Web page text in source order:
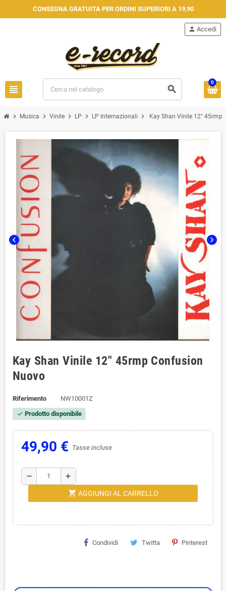
CONSEGNA GRATUITA PER ORDINI SUPERIORI A 19,90
view_headline search
person Accedi
0
chevron_right Musica chevron_right Vinile chevron_right LP chevron_right LP Internazionali chevron_right Kay Shan Vinile 12" 45rmp
chevron_left chevron_right
Kay Shan Vinile 12" 45rmp Confusion
Nuovo
Riferimento NW10001Z
check Prodotto disponibile
49,90 € Tasse incluse
remove add
shopping_cart AGGIUNGI AL CARRELLO
Condividi Twitta Pinterest